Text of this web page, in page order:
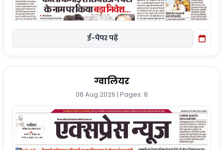
ई-पेपर पढ़ें
ग्वालियर
08 Aug 2026 | Pages: 8